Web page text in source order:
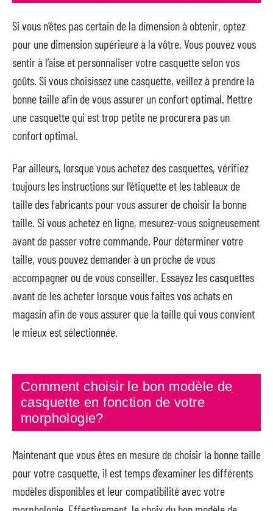
Si vous n’êtes pas certain de la dimension à obtenir, optez
pour une dimension supérieure à la vôtre. Vous pouvez vous
sentir à l’aise et personnaliser votre casquette selon vos
goûts. Si vous choisissez une casquette, veillez à prendre la
bonne taille afin de vous assurer un confort optimal. Mettre
une casquette qui est trop petite ne procurera pas un
confort optimal.
Par ailleurs, lorsque vous achetez des casquettes, vérifiez
toujours les instructions sur l’étiquette et les tableaux de
taille des fabricants pour vous assurer de choisir la bonne
taille. Si vous achetez en ligne, mesurez-vous soigneusement
avant de passer votre commande. Pour déterminer votre
taille, vous pouvez demander à un proche de vous
accompagner ou de vous conseiller. Essayez les casquettes
avant de les acheter lorsque vous faites vos achats en
magasin afin de vous assurer que la taille qui vous convient
le mieux est sélectionnée.
Comment choisir le bon modèle de
casquette en fonction de votre
morphologie?
Maintenant que vous êtes en mesure de choisir la bonne taille
pour votre casquette, il est temps d’examiner les différents
modèles disponibles et leur compatibilité avec votre